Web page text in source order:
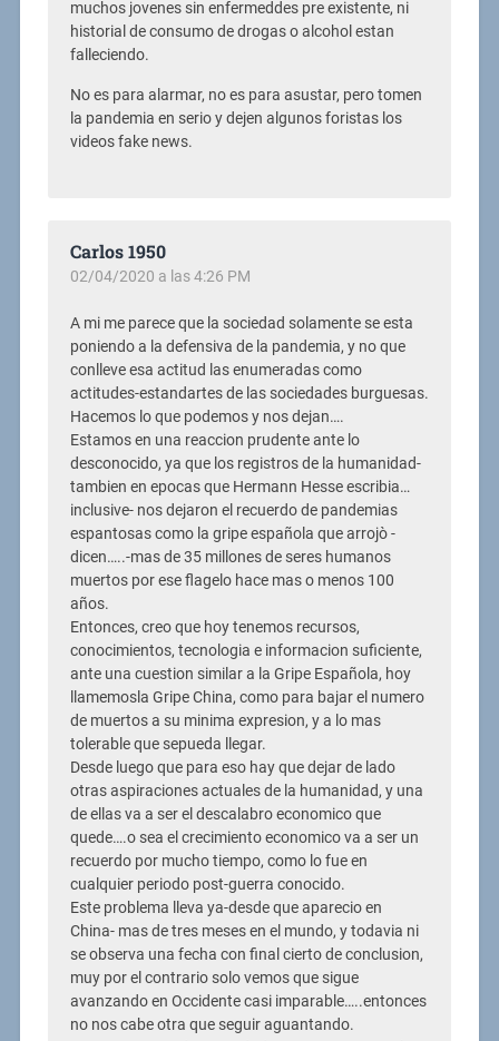
muchos jovenes sin enfermeddes pre existente, ni
historial de consumo de drogas o alcohol estan
falleciendo.
No es para alarmar, no es para asustar, pero tomen
la pandemia en serio y dejen algunos foristas los
videos fake news.
Carlos 1950
02/04/2020 a las 4:26 PM
A mi me parece que la sociedad solamente se esta
poniendo a la defensiva de la pandemia, y no que
conlleve esa actitud las enumeradas como
actitudes-estandartes de las sociedades burguesas.
Hacemos lo que podemos y nos dejan….
Estamos en una reaccion prudente ante lo
desconocido, ya que los registros de la humanidad-
tambien en epocas que Hermann Hesse escribia…
inclusive- nos dejaron el recuerdo de pandemias
espantosas como la gripe española que arrojò -
dicen…..-mas de 35 millones de seres humanos
muertos por ese flagelo hace mas o menos 100
años.
Entonces, creo que hoy tenemos recursos,
conocimientos, tecnologia e informacion suficiente,
ante una cuestion similar a la Gripe Española, hoy
llamemosla Gripe China, como para bajar el numero
de muertos a su minima expresion, y a lo mas
tolerable que sepueda llegar.
Desde luego que para eso hay que dejar de lado
otras aspiraciones actuales de la humanidad, y una
de ellas va a ser el descalabro economico que
quede….o sea el crecimiento economico va a ser un
recuerdo por mucho tiempo, como lo fue en
cualquier periodo post-guerra conocido.
Este problema lleva ya-desde que aparecio en
China- mas de tres meses en el mundo, y todavia ni
se observa una fecha con final cierto de conclusion,
muy por el contrario solo vemos que sigue
avanzando en Occidente casi imparable…..entonces
no nos cabe otra que seguir aguantando.